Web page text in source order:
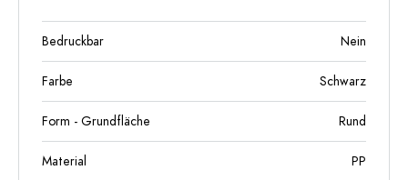
Bedruckbar Nein
Farbe Schwarz
Form - Grundfläche Rund
Material PP